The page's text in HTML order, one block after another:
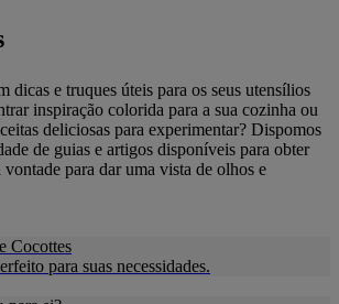
dicas e truques úteis para os seus utensílios
inspiração colorida para a sua cozinha ou
deliciosas para experimentar? Dispomos
de guias e artigos disponíveis para obter
vontade para dar uma vista de olhos e
Cocottes
para suas necessidades.